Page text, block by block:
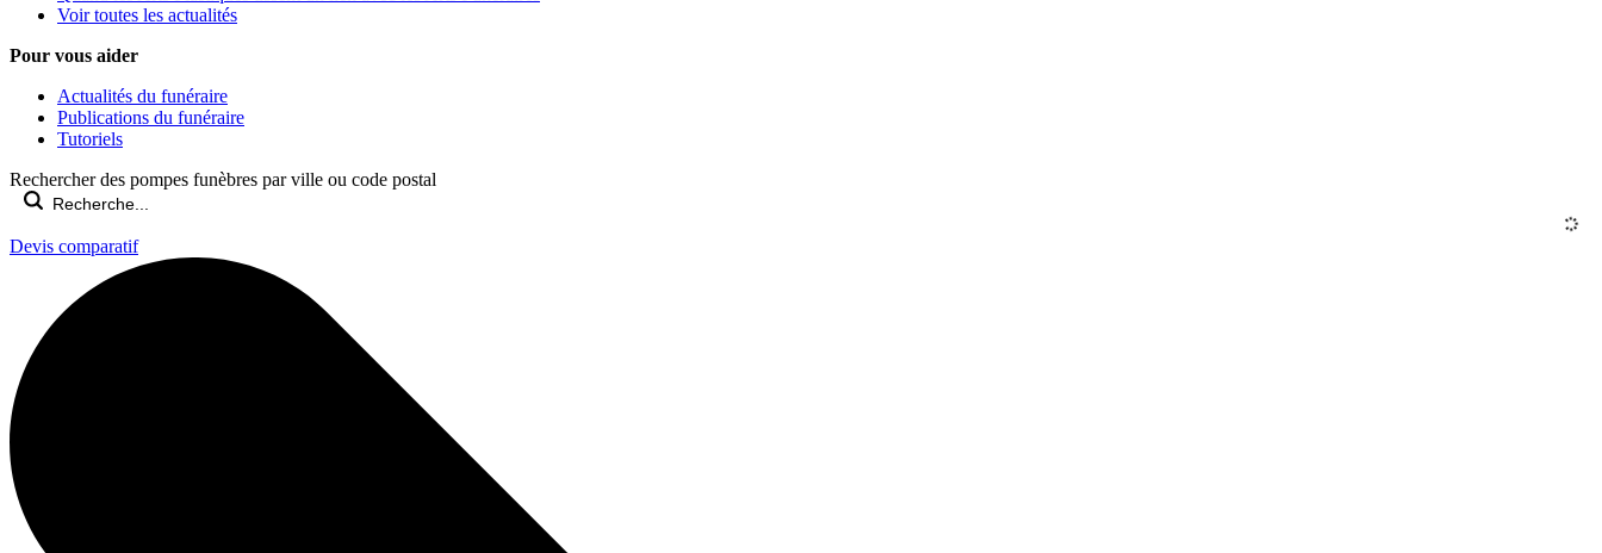
Voir toutes les actualités
Pour vous aider
Actualités du funéraire
Publications du funéraire
Tutoriels
Rechercher des pompes funèbres par ville ou code postal
Devis comparatif